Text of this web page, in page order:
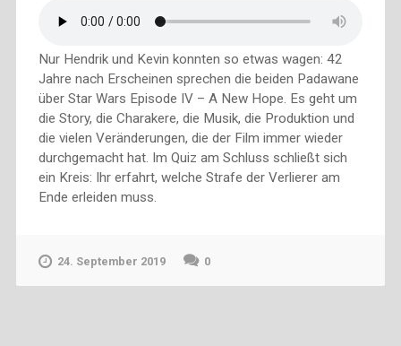
Nur Hendrik und Kevin konnten so etwas wagen: 42
Jahre nach Erscheinen sprechen die beiden Padawane
über Star Wars Episode IV – A New Hope. Es geht um
die Story, die Charakere, die Musik, die Produktion und
die vielen Veränderungen, die der Film immer wieder
durchgemacht hat. Im Quiz am Schluss schließt sich
ein Kreis: Ihr erfahrt, welche Strafe der Verlierer am
Ende erleiden muss.
24. September 2019 0